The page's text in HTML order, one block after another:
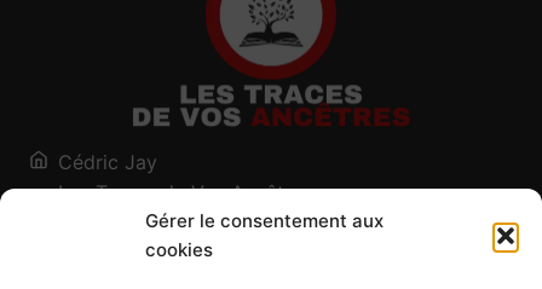
Gérer le consentement aux
cookies
Cédric Jay
Les Traces de Vos Ancêtres
120, chemin des Salines
73200 Albertville - Savoie